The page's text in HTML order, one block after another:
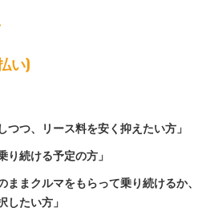
い)
つつ、リース料を安く抑えたい方」
り続ける予定の方」
ままクルマをもらって乗り続けるか、
したい方」